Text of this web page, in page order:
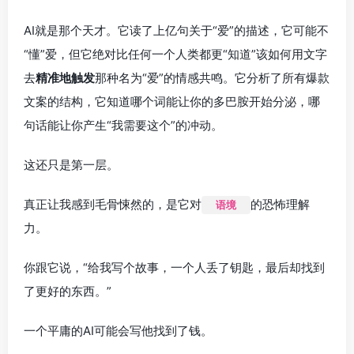
AI就是那个天才。它读了上亿句关于“爱”的描述，它可能不
“懂”爱，但它绝对比任何一个人类都更“知道”该如何用文字
去精准地触发那种名为“爱”的情感共鸣。它分析了所有爆款
文案的结构，它知道哪个词能让你的多巴胺开始分泌，哪
句话能让你产生“我需要这个”的冲动。
这还只是第一层。
真正让我感到毛骨悚然的，是它对 语境
的恐怖理解
力。
你跟它说，“给我写个故事，一个人丢了钥匙，最后却找到
了更好的东西。”
一个平庸的AI可能会写他找到了钱。